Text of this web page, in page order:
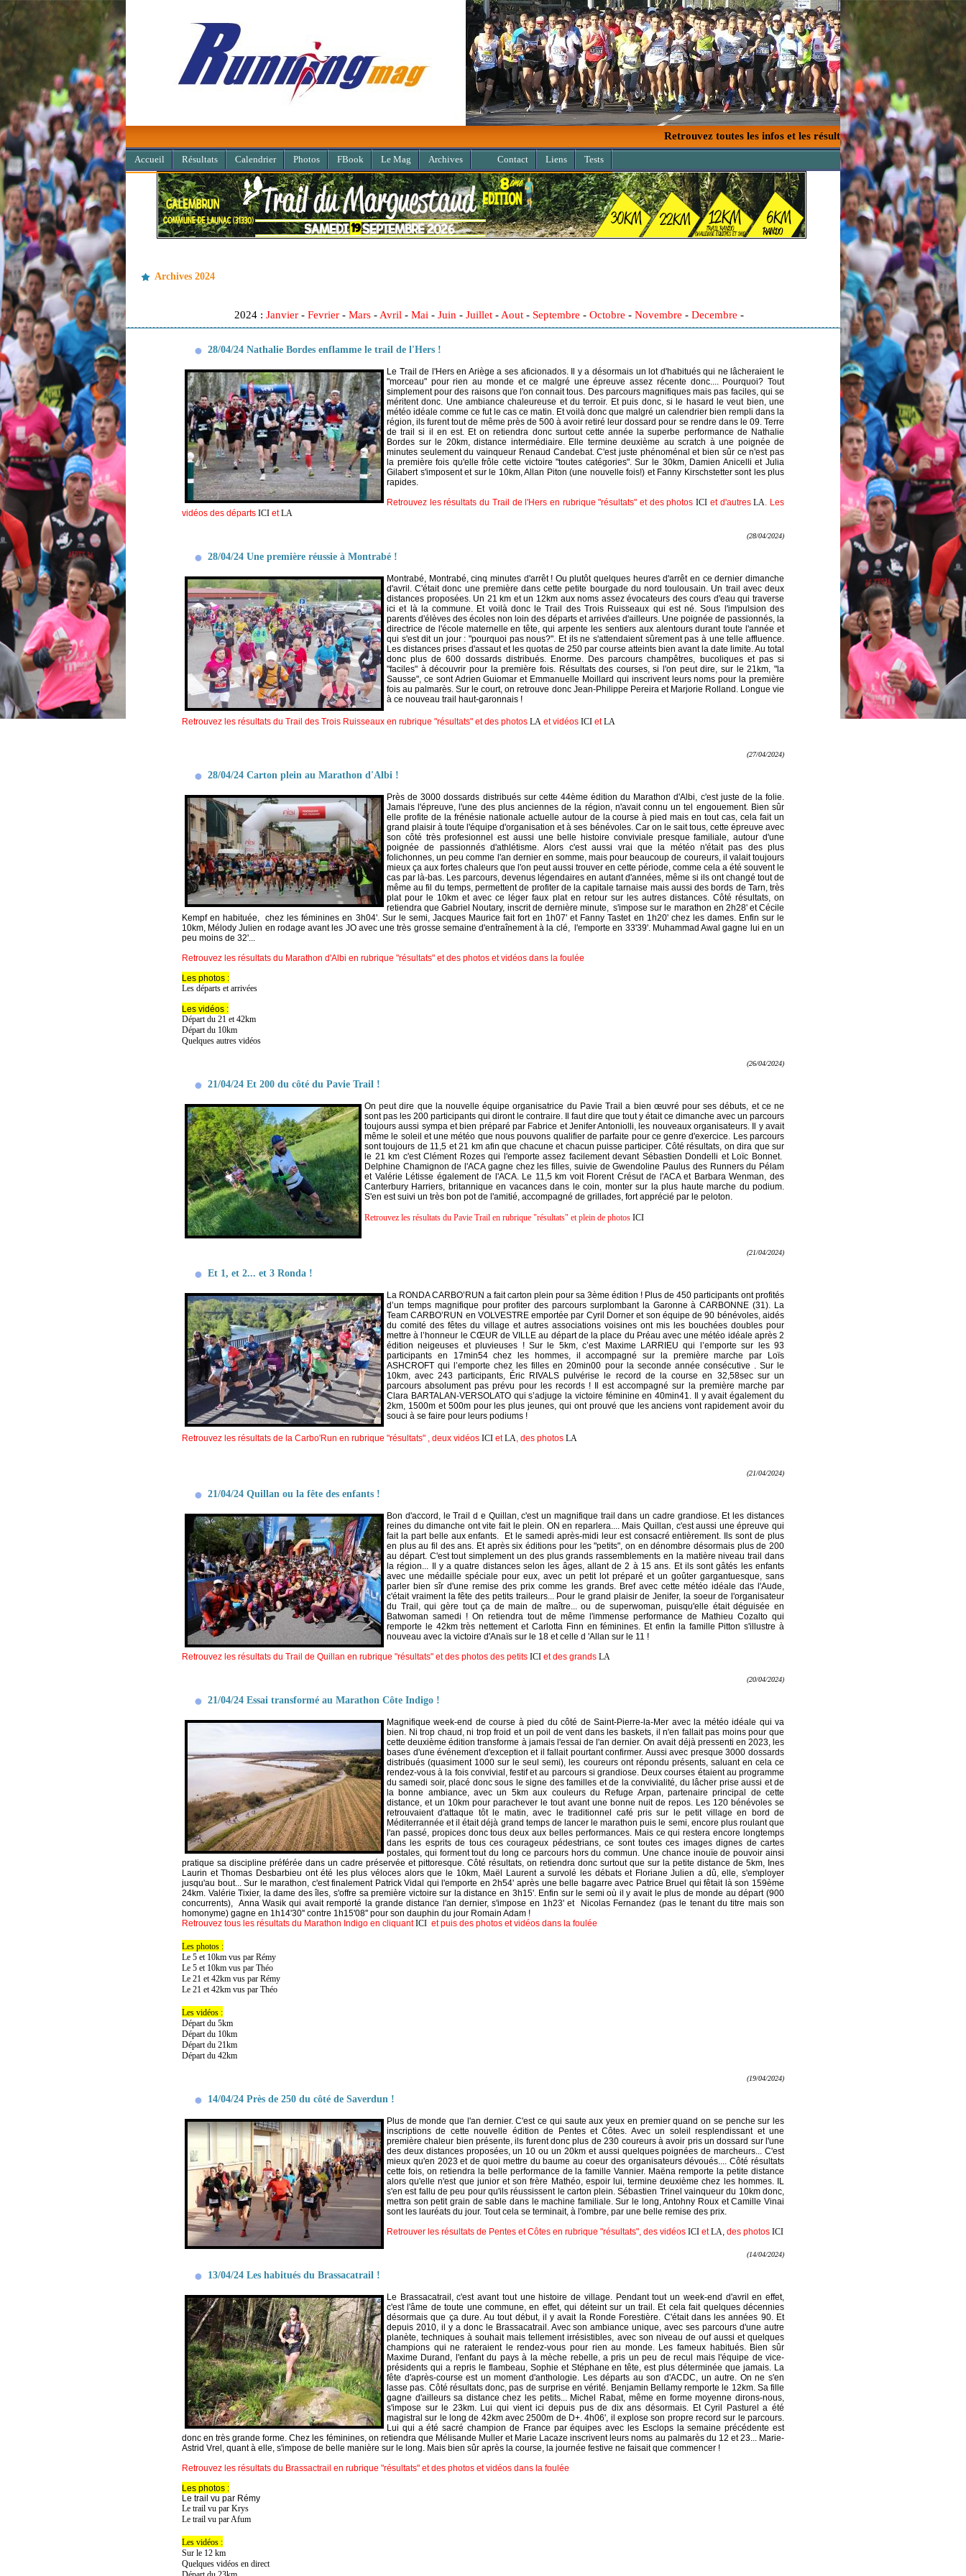
Retrouvez toutes les infos et les résultats des courses de votre région en
Accueil Résultats Calendrier Photos FBook Le Mag Archives Contact Liens Tests
Archives 2024
2024 : Janvier- Fevrier- Mars- Avril - Mai - Juin - Juillet- Aout- Septembre - Octobre - Novembre - Decembre -
28/04/24 Nathalie Bordes enflamme le trail de l'Hers !
Le Trail de l'Hers en Ariège a ses aficionados. Il y a désormais un lot d'habitués qui ne lâcheraient le
"morceau" pour rien au monde et ce malgré une épreuve assez récente donc.... Pourquoi? Tout
simplement pour des raisons que l'on connait tous. Des parcours magnifiques mais pas faciles, qui se
méritent donc. Une ambiance chaleureuse et du terroir. Et puis donc, si le hasard le veut bien, une
météo idéale comme ce fut le cas ce matin. Et voilà donc que malgré un calendrier bien rempli dans la
région, ils furent tout de même près de 500 à avoir retiré leur dossard pour se rendre dans le 09. Terre
de trail si il en est. Et on retiendra donc surtout cette année la superbe performance de Nathalie
Bordes sur le 20km, distance intermédiaire. Elle termine deuxième au scratch à une poignée de
minutes seulement du vainqueur Renaud Candebat. C'est juste phénoménal et bien sûr ce n'est pas
la première fois qu'elle frôle cette victoire "toutes catégories". Sur le 30km, Damien Anicelli et Julia
Gilabert s'imposent et sur le 10km, Allan Piton (une nouvelle fois!) et Fanny Kirschstetter sont les plus
rapides.
Retrouvez les résultats du Trail de l'Hers en rubrique "résultats" et des photosICI et d'autresLA. Les
vidéos des départs ICI etLA
(28/04/2024)
28/04/24 Une première réussie à Montrabé !
Montrabé, Montrabé, cinq minutes d'arrêt ! Ou plutôt quelques heures d'arrêt en ce dernier dimanche
d'avril. C'était donc une première dans cette petite bourgade du nord toulousain. Un trail avec deux
distances proposées. Un 21 km et un 12km aux noms assez évocateurs des cours d'eau qui traverse
ici et là la commune. Et voilà donc le Trail des Trois Ruisseaux qui est né. Sous l'impulsion des
parents d'élèves des écoles non loin des départs et arrivées d'ailleurs. Une poignée de passionnés, la
directrice de l'école maternelle en tête, qui arpente les sentiers aux alentours durant toute l'année et
qui s'est dit un jour : "pourquoi pas nous?". Et ils ne s'attendaient sûrement pas à une telle affluence.
Les distances prises d'assaut et les quotas de 250 par course atteints bien avant la date limite. Au total
donc plus de 600 dossards distribués. Enorme. Des parcours champêtres, bucoliques et pas si
"faciles" à découvrir pour la première fois. Résultats des courses, si l'on peut dire, sur le 21km, "la
Sausse", ce sont Adrien Guiomar et Emmanuelle Moillard qui inscrivent leurs noms pour la première
fois au palmarès. Sur le court, on retrouve donc Jean-Philippe Pereira et Marjorie Rolland. Longue vie
à ce nouveau trail haut-garonnais !
Retrouvez les résultats du Trail des Trois Ruisseaux en rubrique "résultats" et des photos LA et vidéos ICI etLA
(27/04/2024)
28/04/24 Carton plein au Marathon d'Albi !
Près de 3000 dossards distribués sur cette 44ème édition du Marathon d'Albi, c'est juste de la folie.
Jamais l'épreuve, l'une des plus anciennes de la région, n'avait connu un tel engouement. Bien sûr
elle profite de la frénésie nationale actuelle autour de la course à pied mais en tout cas, cela fait un
grand plaisir à toute l'équipe d'organisation et à ses bénévoles. Car on le sait tous, cette épreuve avec
son côté très profesionnel est aussi une belle histoire conviviale presque familiale, autour d'une
poignée de passionnés d'athlétisme. Alors c'est aussi vrai que la météo n'était pas des plus
folichonnes, un peu comme l'an dernier en somme, mais pour beaucoup de coureurs, il valait toujours
mieux ça aux fortes chaleurs que l'on peut aussi trouver en cette période, comme cela a été souvent le
cas par là-bas. Les parcours, devenus légendaires en autant d'années, même si ils ont changé tout de
même au fil du temps, permettent de profiter de la capitale tarnaise mais aussi des bords de Tarn, très
plat pour le 10km et avec ce léger faux plat en retour sur les autres distances. Côté résultats, on
retiendra que Gabriel Noutary, inscrit de dernière minute, s'impose sur le marathon en 2h28' et Cécile
Kempf en habituée, chez les féminines en 3h04'. Sur le semi, Jacques Maurice fait fort en 1h07' et Fanny Tastet en 1h20' chez les dames. Enfin sur le
10km, Mélody Julien en rodage avant les JO avec une très grosse semaine d'entraînement à la clé, l'emporte en 33'39'. Muhammad Awal gagne lui en un
peu moins de 32'...
Retrouvez les résultats du Marathon d'Albi en rubrique "résultats" et des photos et vidéos dans la foulée
Les photos :
Les départs et arrivées
Les vidéos :
Départ du 21 et 42km
Départ du 10km
Quelques autres vidéos
(26/04/2024)
21/04/24 Et 200 du côté du Pavie Trail !
On peut dire que la nouvelle équipe organisatrice du Pavie Trail a bien œuvré pour ses débuts, et ce ne
sont pas les 200 participants qui diront le contraire. Il faut dire que tout y était ce dimanche avec un parcours
toujours aussi sympa et bien préparé par Fabrice et Jenifer Antoniolli, les nouveaux organisateurs. Il y avait
même le soleil et une météo que nous pouvons qualifier de parfaite pour ce genre d'exercice. Les parcours
sont toujours de 11,5 et 21 km afin que chacune et chacun puisse participer. Côté résultats, on dira que sur
le 21 km c'est Clément Rozes qui l'emporte assez facilement devant Sébastien Dondelli et Loïc Bonnet.
Delphine Chamignon de l'ACA gagne chez les filles, suivie de Gwendoline Paulus des Runners du Pélam
et Valérie Létisse également de l'ACA. Le 11,5 km voit Florent Crésut de l'ACA et Barbara Wenman, des
Canterbury Harriers, britannique en vacances dans le coin, monter sur la plus haute marche du podium.
S'en est suivi un très bon pot de l'amitié, accompagné de grillades, fort apprécié par le peloton.
Retrouvez les résultats du Pavie Trail en rubrique "résultats" et plein de photos ICI
(21/04/2024)
Et 1, et 2... et 3 Ronda !
La RONDA CARBO’RUN a fait carton plein pour sa 3ème édition ! Plus de 450 participants ont profités
d’un temps magnifique pour profiter des parcours surplombant la Garonne à CARBONNE (31). La
Team CARBO’RUN en VOLVESTRE emportée par Cyril Dorner et son équipe de 90 bénévoles, aidés
du comité des fêtes du village et autres associations voisines ont mis les bouchées doubles pour
mettre à l’honneur le CŒUR de VILLE au départ de la place du Préau avec une météo idéale après 2
édition neigeuses et pluvieuses ! Sur le 5km, c’est Maxime LARRIEU qui l’emporte sur les 93
participants en 17min54 chez les hommes, il accompagné sur la première marche par Loïs
ASHCROFT qui l’emporte chez les filles en 20min00 pour la seconde année consécutive . Sur le
10km, avec 243 participants, Éric RIVALS pulvérise le record de la course en 32,58sec sur un
parcours absolument pas prévu pour les records ! Il est accompagné sur la première marche par
Clara BARTALAN-VERSOLATO qui s’adjuge la victoire féminine en 40min41.
Il y avait également du
2km, 1500m et 500m pour les plus jeunes, qui ont prouvé que les anciens vont rapidement avoir du
souci à se faire pour leurs podiums !
Retrouvez les résultats de la Carbo'Run en rubrique "résultats" , deux vidéos ICI etLA, des photos LA
(21/04/2024)
21/04/24 Quillan ou la fête des enfants !
Bon d'accord, le Trail d e Quillan, c'est un magnifique trail dans un cadre grandiose. Et les distances
reines du dimanche ont vite fait le plein. ON en reparlera.... Mais Quillan, c'est aussi une épreuve qui
fait la part belle aux enfants. Et le samedi après-midi leur est consacré entièrement. Ils sont de plus
en plus au fil des ans. Et après six éditions pour les "petits", on en dénombre désormais plus de 200
au départ. C'est tout simplement un des plus grands rassemblements en la matière niveau trail dans
la région... Il y a quatre distances selon les âges, allant de 2 à 15 ans. Et ils sont gâtés les enfants
avec une médaille spéciale pour eux, avec un petit lot préparé et un goûter gargantuesque, sans
parler bien sîr d'une remise des prix comme les grands. Bref avec cette météo idéale das l'Aude,
c'était vraiment la fête des petits traileurs... Pour le grand plaisir de Jenifer, la soeur de l'organisateur
du Trail, qui gère tout ça de main de maître... ou de superwoman, puisqu'elle était déguisée en
Batwoman samedi ! On retiendra tout de même l'immense performance de Mathieu Cozalto qui
remporte le 42km très nettement et Carlotta Finn en féminines. Et enfin la famille Pitton s'illustre à
nouveau avec la victoire d'Anaïs sur le 18 et celle d 'Allan sur le 11 !
Retrouvez les résultats du Trail de Quillan en rubrique "résultats" et des photos des petits ICI et des grands LA
(20/04/2024)
21/04/24 Essai transformé au Marathon Côte Indigo !
Magnifique week-end de course à pied du côté de Saint-Pierre-la-Mer avec la météo idéale qui va
bien. Ni trop chaud, ni trop froid et un poil de vent dans les baskets, il n'en fallait pas moins pour que
cette deuxième édition transforme à jamais l'essai de l'an dernier. On avait déjà pressenti en 2023, les
bases d'une événement d'exception et il fallait pourtant confirmer. Aussi avec presque 3000 dossards
distribués (quasiment 1000 sur le seul semi), les coureurs ont répondu présents, saluant en cela ce
rendez-vous à la fois convivial, festif et au parcours si grandiose. Deux courses étaient au programme
du samedi soir, placé donc sous le signe des familles et de la convivialité, du lâcher prise aussi et de
la bonne ambiance, avec un 5km aux couleurs du Refuge Arpan, partenaire principal de cette
distance, et un 10km pour parachever le tout avant une bonne nuit de repos. Les 120 bénévoles se
retrouvaient d'attaque tôt le matin, avec le traditionnel café pris sur le petit village en bord de
Méditerrannée et il était déjà grand temps de lancer le marathon puis le semi, encore plus roulant que
l'an passé, propices donc tous deux aux belles performances. Mais ce qui restera encore longtemps
dans les esprits de tous ces courageux pédestrians, ce sont toutes ces images dignes de cartes
postales, qui forment tout du long ce parcours hors du commun. Une chance inouïe de pouvoir ainsi
pratique sa discipline préférée dans un cadre préservée et pittoresque. Côté résultats, on retiendra donc surtout que sur la petite distance de 5km, Ines
Laurin et Thomas Desbarbieu ont été les plus véloces alors que le 10km, Maël Laurent a survolé les débats et Floriane Julien a dû, elle, s'employer
jusqu'au bout... Sur le marathon, c'est finalement Patrick Vidal qui l'emporte en 2h54' après une belle bagarre avec Patrice Bruel qui fêtait là son 159ème
24km. Valérie Tixier, la dame des îles, s'offre sa première victoire sur la distance en 3h15'. Enfin sur le semi où il y avait le plus de monde au départ (900
concurrents), Anna Wasik qui avait remporté la grande distance l'an dernier, s'impose en 1h23' et Nicolas Fernandez (pas le tenant du titre mais son
homonyme) gagne en 1h14'30'' contre 1h15'08'' pour son dauphin du jour Romain Adam !
Retrouvez tous les résultats du Marathon Indigo en cliquantICI et puis des photos et vidéos dans la foulée
Les photos :
Le 5 et 10km vus par Rémy
Le 5 et 10km vus par Théo
Le 21 et 42km vus par Rémy
Le 21 et 42km vus par Théo
Les vidéos :
Départ du 5km
Départ du 10km
Départ du 21km
Départ du 42km
(19/04/2024)
14/04/24 Près de 250 du côté de Saverdun !
Plus de monde que l'an dernier. C'est ce qui saute aux yeux en premier quand on se penche sur les
inscriptions de cette nouvelle édition de Pentes et Côtes. Avec un soleil resplendissant et une
première chaleur bien présente, ils furent donc plus de 230 coureurs à avoir pris un dossard sur l'une
des deux distances proposées, un 10 ou un 20km et aussi quelques poignées de marcheurs... C'est
mieux qu'en 2023 et de quoi mettre du baume au coeur des organisateurs dévoués.... Côté résultats
cette fois, on retiendra la belle performance de la famille Vannier. Maëna remporte la petite distance
alors qu'elle n'est que junior et son frère Mathéo, espoir lui, termine deuxième chez les hommes. IL
s'en est fallu de peu pour qu'ils réussissent le carton plein. Sébastien Trinel vainqueur du 10km donc,
mettra son petit grain de sable dans le machine familiale. Sur le long, Antohny Roux et Camille Vinai
sont les lauréats du jour. Tout cela se terminait, à l'ombre, par une belle remise des prix.
Retrouver les résultats de Pentes et Côtes en rubrique "résultats", des vidéos ICI etLA, des photos ICI
(14/04/2024)
13/04/24 Les habitués du Brassacatrail !
Le Brassacatrail, c'est avant tout une histoire de village. Pendant tout un week-end d'avril en effet,
c'est l'âme de toute une commune, en effet, qui déteint sur un trail. Et cela fait quelques décennies
désormais que ça dure. Au tout début, il y avait la Ronde Forestière. C'était dans les années 90. Et
depuis 2010, il y a donc le Brassacatrail. Avec son ambiance unique, avec ses parcours d'une autre
planète, techniques à souhait mais tellement irrésistibles, avec son niveau de ouf aussi et quelques
champions qui ne rateraient le rendez-vous pour rien au monde. Les fameux habitués. Bien sûr
Maxime Durand, l'enfant du pays à la mèche rebelle, a pris un peu de recul mais l'équipe de vice-
présidents qui a repris le flambeau, Sophie et Stéphane en tête, est plus déterminée que jamais. La
fête d'après-course est un moment d'anthologie. Les départs au son d'ACDC, un autre. On ne s'en
lasse pas. Côté résultats donc, pas de surprise en vérité. Benjamin Bellamy remporte le 12km. Sa fille
gagne d'ailleurs sa distance chez les petits... Michel Rabat, même en forme moyenne dirons-nous,
s'impose sur le 23km. Lui qui vient ici depuis pus de dix ans désormais. Et Cyril Pasturel a été
magistral sur le long de 42km avec 2500m de D+. 4h06', il explose son propre record sur le parcours.
Lui qui a été sacré champion de France par équipes avec les Esclops la semaine précédente est
donc en très grande forme. Chez les féminines, on retiendra que Mélisande Muller et Marie Lacaze inscrivent leurs noms au palmarès du 12 et 23... Marie-
Astrid Vrel, quant à elle, s'impose de belle manière sur le long. Mais bien sûr après la course, la journée festive ne faisait que commencer !
Retrouvez les résultats du Brassactrail en rubrique "résultats" et des photos et vidéos dans la foulée
Les photos :
Le trail vu par Rémy
Le trail vu par Krys
Le trail vu par Afum
Les vidéos :
Sur le 12 km
Quelques vidéos en direct